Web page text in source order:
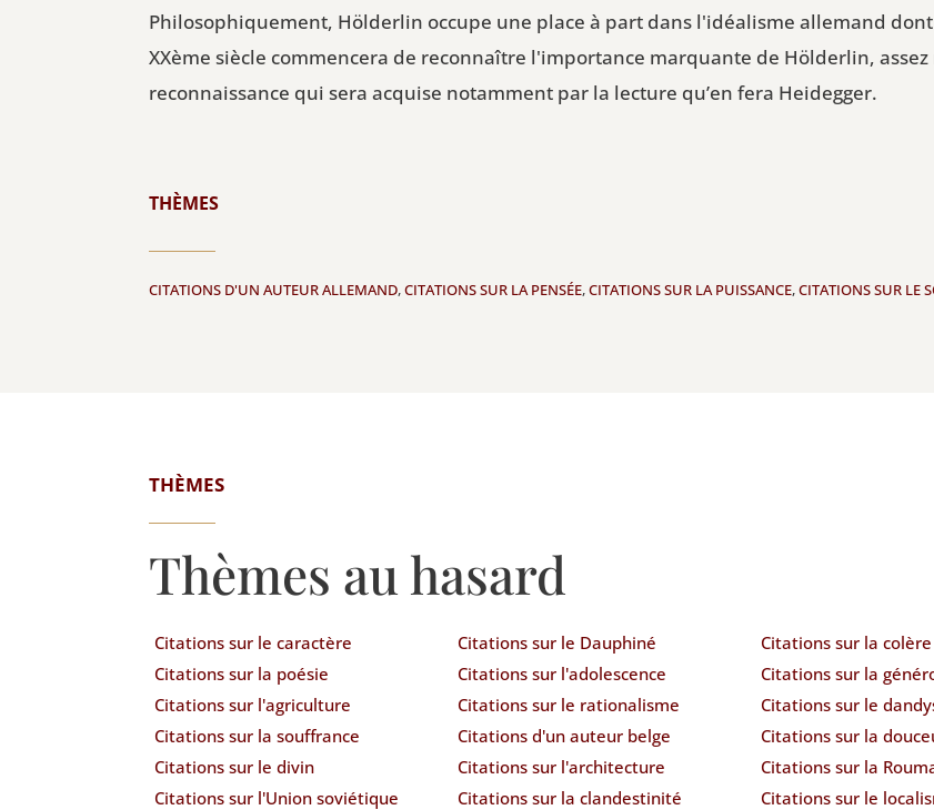
Philosophiquement, Hölderlin occupe une place à part dans l'idéalisme allemand
XXème siècle commencera de reconnaître l'importance marquante de Hölderlin,
reconnaissance qui sera acquise notamment par la lecture qu’en fera Heidegger.
THÈMES
CITATIONS D'UN AUTEUR ALLEMAND,CITATIONS SUR LA PENSÉE,CITATIONS SUR LA PUISSANCE,CITATIONS SUR LE
THÈMES
Thèmes au hasard
Citations sur le caractère
Citations sur la poésie
Citations sur l'agriculture
Citations sur la souffrance
Citations sur le divin
Citations sur l'Union soviétique
Citations sur le Dauphiné
Citations sur l'adolescence
Citations sur le rationalisme
Citations d'un auteur belge
Citations sur l'architecture
Citations sur la clandestinité
Citations sur la colère
Citations sur la
Citations sur le
Citations sur la
Citations sur la
Citations sur le